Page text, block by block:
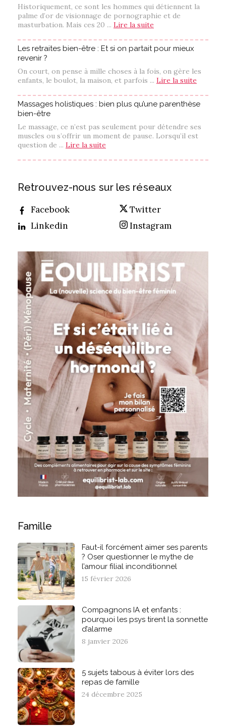
Historiquement, ce sont les hommes qui détiennent la
palme d’or de visionnage de pornographie et de
masturbation. Mais ces 20 ... Lire la suite
Les retraites bien-être : Et si on partait pour mieux
revenir ?
On court, on pense à mille choses à la fois, on gère les
enfants, le boulot, la maison, et parfois ... Lire la suite
Massages holistiques : bien plus qu’une parenthèse
bien-être
Le massage, ce n’est pas seulement pour détendre ses
muscles ou s’offrir un moment de pause. Lorsqu’il est
question de ... Lire la suite
Retrouvez-nous sur les réseaux
Facebook
Twitter
Linkedin
Instagram
Famille
Faut-il forcément aimer ses parents
? Oser questionner le mythe de
l’amour filial inconditionnel
15 février 2026
Compagnons IA et enfants :
pourquoi les psys tirent la sonnette
d’alarme
8 janvier 2026
5 sujets tabous à éviter lors des
repas de famille
24 décembre 2025